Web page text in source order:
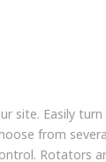
site. Easily
from
Rotators